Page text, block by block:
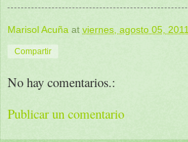
Marisol Acuña at viernes, agosto 05, 2011
Compartir
No hay comentarios.:
Publicar un comentario